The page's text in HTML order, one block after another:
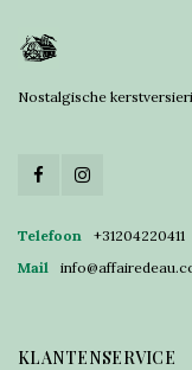
Nostalgische
Telefoon
+31204220411
Mail
KLANTENSERVICE